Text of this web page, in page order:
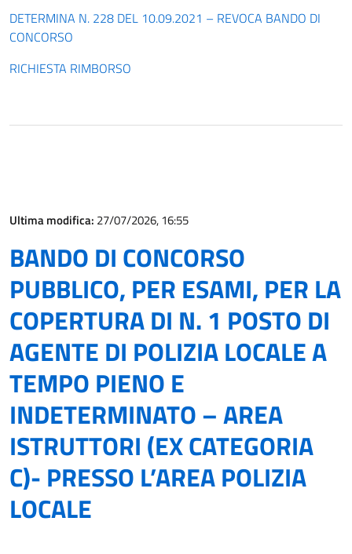
DETERMINA N. 228 DEL 10.09.2021 – REVOCA BANDO DI
CONCORSO
RICHIESTA RIMBORSO
Ultima modifica: 27/07/2026, 16:55
BANDO DI CONCORSO
PUBBLICO, PER ESAMI, PER LA
COPERTURA DI N. 1 POSTO DI
AGENTE DI POLIZIA LOCALE A
TEMPO PIENO E
INDETERMINATO – AREA
ISTRUTTORI (EX CATEGORIA
C)- PRESSO L’AREA POLIZIA
LOCALE